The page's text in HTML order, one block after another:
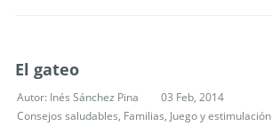
El gateo
Autor: Inés Sánchez Pina
03 Feb, 2014
Consejos saludables, Familias, Juego y estimulación